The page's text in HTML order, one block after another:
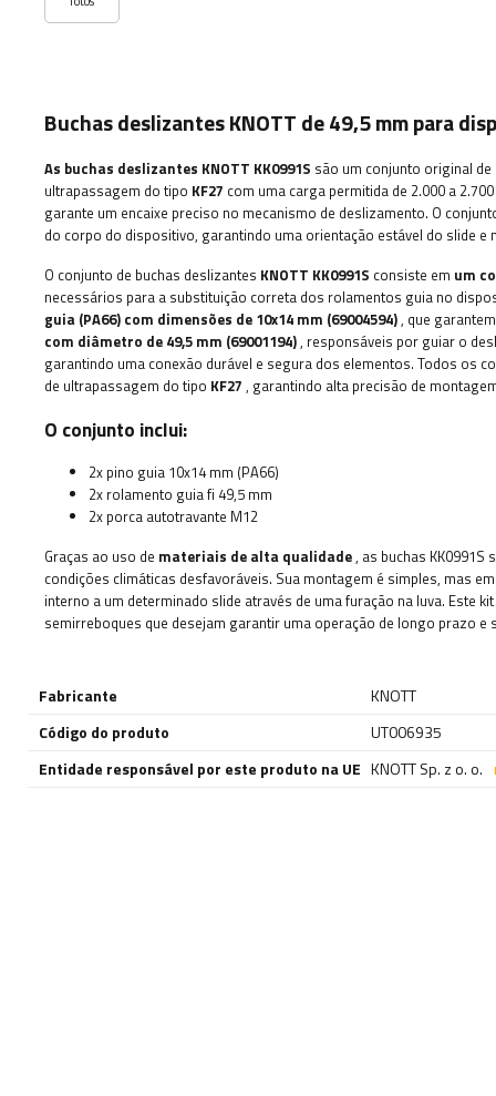
Buchas deslizantes KNOTT de 49,5 mm para
As buchas deslizantes KNOTT KK0991S são um conjunto original
ultrapassagem do tipo KF27 com uma carga permitida de 2.000 a
garante um encaixe preciso no mecanismo de deslizamento. O
do corpo do dispositivo, garantindo uma orientação estável do slide
O conjunto de buchas deslizantes KNOTT KK0991S consiste em um
necessários para a substituição correta dos rolamentos guia no
guia (PA66) com dimensões de 10x14 mm (69004594), que
com diâmetro de 49,5 mm (69001194), responsáveis ​​por guiar o
garantindo uma conexão durável e segura dos elementos. Todos os
de ultrapassagem do tipo KF27 , garantindo alta precisão de
O conjunto inclui:
2x pino guia 10x14 mm (PA66)
2x rolamento guia fi 49,5 mm
2x porca autotravante M12
Graças ao uso de materiais de alta qualidade, as buchas
condições climáticas desfavoráveis. Sua montagem é simples, mas
interno a um determinado slide através de uma furação na luva. Este
semirreboques que desejam garantir uma operação de longo prazo
Fabricante
KNOTT
Código do produto
UT006935
Entidade responsável por este produto na UE KNOTT Sp. z o. o.